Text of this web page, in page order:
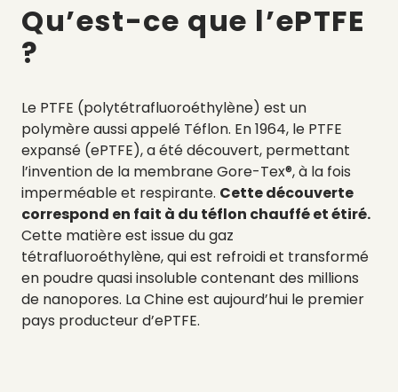
Qu’est-ce que l’ePTFE
?
Le PTFE (polytétrafluoroéthylène) est un
polymère aussi appelé Téflon. En 1964, le PTFE
expansé (ePTFE), a été découvert, permettant
l’invention de la membrane Gore-Tex®, à la fois
imperméable et respirante. Cette découverte
correspond en fait à du téflon chauffé et étiré.
Cette matière est issue du gaz
tétrafluoroéthylène, qui est refroidi et transformé
en poudre quasi insoluble contenant des millions
de nanopores. La Chine est aujourd’hui le premier
pays producteur d’ePTFE.